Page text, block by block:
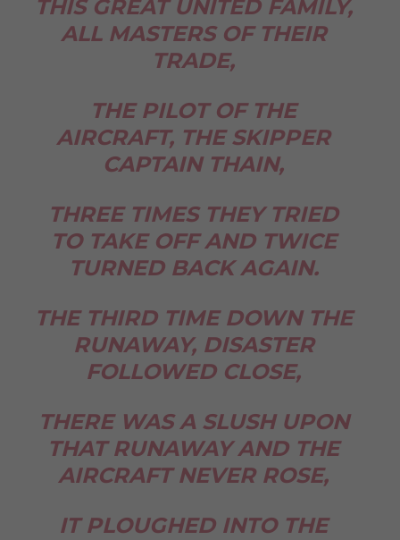
THIS GREAT UNITED FAMILY,
ALL MASTERS OF THEIR
TRADE,
THE PILOT OF THE
AIRCRAFT, THE SKIPPER
CAPTAIN THAIN,
THREE TIMES THEY TRIED
TO TAKE OFF AND TWICE
TURNED BACK AGAIN.
THE THIRD TIME DOWN THE
RUNAWAY, DISASTER
FOLLOWED CLOSE,
THERE WAS A SLUSH UPON
THAT RUNAWAY AND THE
AIRCRAFT NEVER ROSE,
IT PLOUGHED INTO THE